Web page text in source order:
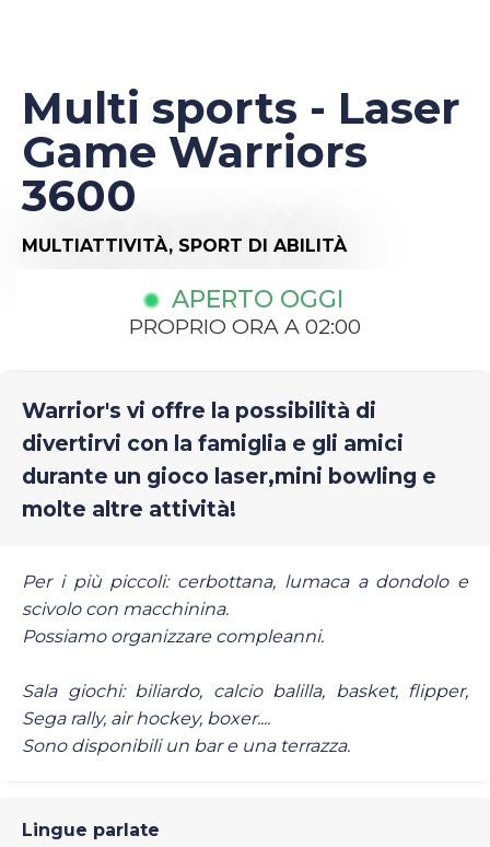
Multi sports - Laser
Game Warriors
3600
MULTIATTIVITÀ, SPORT DI ABILITÀ
APERTO OGGI
PROPRIO ORA A 02:00
Warrior's vi offre la possibilità di
divertirvi con la famiglia e gli amici
durante un gioco laser,mini bowling e
molte altre attività!
Per i più piccoli: cerbottana, lumaca a dondolo e
scivolo con macchinina.
Possiamo organizzare compleanni.
Sala giochi: biliardo, calcio balilla, basket, flipper,
Sega rally, air hockey, boxer....
Sono disponibili un bar e una terrazza.
Lingue parlate